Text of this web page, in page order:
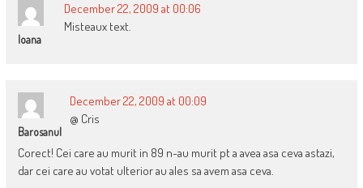
Ioana
December 22, 2009 at 00:06
Misteaux text.
Barosanul
December 22, 2009 at 00:09
@ Cris
Corect! Cei care au murit in 89 n-au murit pt a avea asa ceva astazi,
dar cei care au votat ulterior au ales sa avem asa ceva.